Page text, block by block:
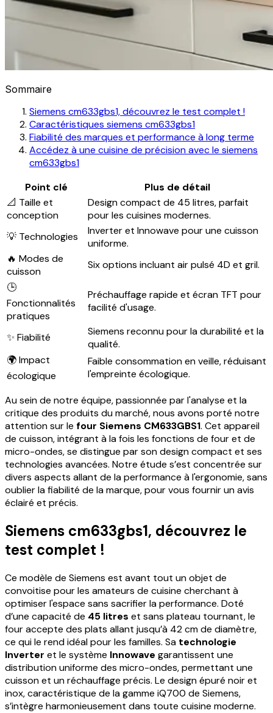
Sommaire
Siemens cm633gbs1, découvrez le test complet !
Caractéristiques siemens cm633gbs1
Fiabilité des marques et performance à long terme
Accédez à une cuisine de précision avec le siemens
cm633gbs1
Point clé
Plus de détail
📐 Taille et
conception
Design compact de 45 litres, parfait
pour les cuisines modernes.
💡 Technologies
Inverter et Innowave pour une cuisson
uniforme.
🔥 Modes de
cuisson
Six options incluant air pulsé 4D et gril.
🕒
Fonctionnalités
pratiques
Préchauffage rapide et écran TFT pour
facilité d'usage.
✨ Fiabilité
Siemens reconnu pour la durabilité et la
qualité.
🌍 Impact
écologique
Faible consommation en veille, réduisant
l'empreinte écologique.
Au sein de notre équipe, passionnée par l'analyse et la
critique des produits du marché, nous avons porté notre
attention sur le four Siemens CM633GBS1. Cet appareil
de cuisson, intégrant à la fois les fonctions de four et de
micro-ondes, se distingue par son design compact et ses
technologies avancées. Notre étude s’est concentrée sur
divers aspects allant de la performance à l'ergonomie, sans
oublier la fiabilité de la marque, pour vous fournir un avis
éclairé et précis.
Siemens cm633gbs1, découvrez le
test complet !
Ce modèle de Siemens est avant tout un objet de
convoitise pour les amateurs de cuisine cherchant à
optimiser l'espace sans sacrifier la performance. Doté
d’une capacité de 45 litres et sans plateau tournant, le
four accepte des plats allant jusqu’à 42 cm de diamètre,
ce qui le rend idéal pour les familles. Sa technologie
Inverter et le système Innowave garantissent une
distribution uniforme des micro-ondes, permettant une
cuisson et un réchauffage précis. Le design épuré noir et
inox, caractéristique de la gamme iQ700 de Siemens,
s’intègre harmonieusement dans toute cuisine moderne.